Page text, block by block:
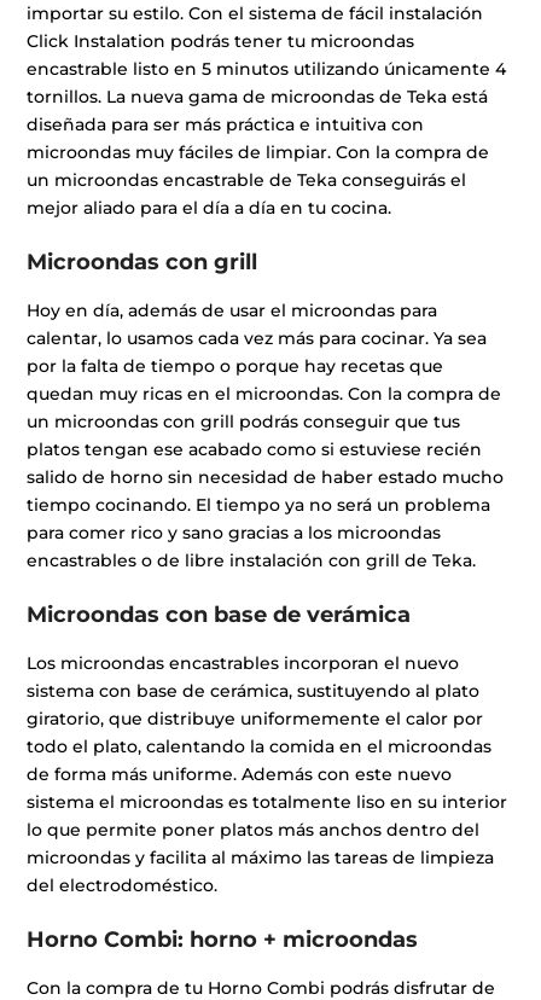
importar su estilo. Con el sistema de fácil instalación
Click Instalation podrás tener tu microondas
encastrable listo en 5 minutos utilizando únicamente 4
tornillos. La nueva gama de microondas de Teka está
diseñada para ser más práctica e intuitiva con
microondas muy fáciles de limpiar. Con la compra de
un microondas encastrable de Teka conseguirás el
mejor aliado para el día a día en tu cocina.
Microondas con grill
Hoy en día, además de usar el microondas para
calentar, lo usamos cada vez más para cocinar. Ya sea
por la falta de tiempo o porque hay recetas que
quedan muy ricas en el microondas. Con la compra de
un microondas con grill podrás conseguir que tus
platos tengan ese acabado como si estuviese recién
salido de horno sin necesidad de haber estado mucho
tiempo cocinando. El tiempo ya no será un problema
para comer rico y sano gracias a los microondas
encastrables o de libre instalación con grill de Teka.
Microondas con base de verámica
Los microondas encastrables incorporan el nuevo
sistema con base de cerámica, sustituyendo al plato
giratorio, que distribuye uniformemente el calor por
todo el plato, calentando la comida en el microondas
de forma más uniforme. Además con este nuevo
sistema el microondas es totalmente liso en su interior
lo que permite poner platos más anchos dentro del
microondas y facilita al máximo las tareas de limpieza
del electrodoméstico.
Horno Combi: horno + microondas
Con la compra de tu Horno Combi podrás disfrutar de